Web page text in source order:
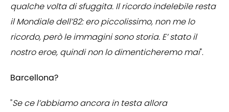
qualche volta di sfuggita. Il ricordo indelebile resta
il Mondiale dell’82: ero piccolissimo, non me lo
ricordo, però le immagini sono storia. E’ stato il
nostro eroe, quindi non lo dimenticheremo mai".
Barcellona?
"Se ce l’abbiamo ancora in testa allora